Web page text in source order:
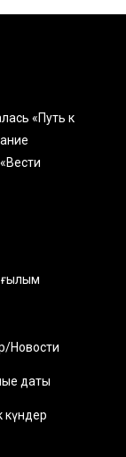
«Путь к
ғылым
Новости
даты
күндер